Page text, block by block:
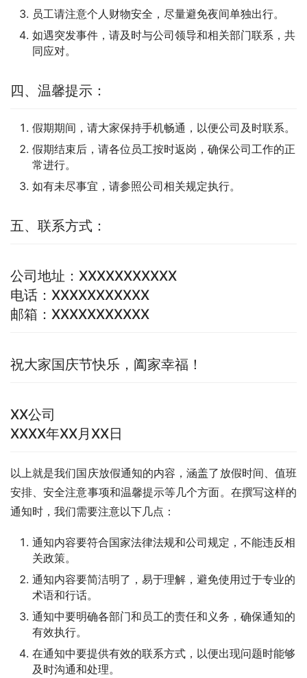
员工请注意个人财物安全，尽量避免夜间单独出行。
如遇突发事件，请及时与公司领导和相关部门联系，共
同应对。
四、温馨提示：
假期期间，请大家保持手机畅通，以便公司及时联系。
假期结束后，请各位员工按时返岗，确保公司工作的正
常进行。
如有未尽事宜，请参照公司相关规定执行。
五、联系方式：
公司地址：XXXXXXXXXXX
电话：XXXXXXXXXXX
邮箱：XXXXXXXXXXX
祝大家国庆节快乐，阖家幸福！
XX公司
XXXX年XX月XX日
以上就是我们国庆放假通知的内容，涵盖了放假时间、值班
安排、安全注意事项和温馨提示等几个方面。在撰写这样的
通知时，我们需要注意以下几点：
通知内容要符合国家法律法规和公司规定，不能违反相
关政策。
通知内容要简洁明了，易于理解，避免使用过于专业的
术语和行话。
通知中要明确各部门和员工的责任和义务，确保通知的
有效执行。
在通知中要提供有效的联系方式，以便出现问题时能够
及时沟通和处理。